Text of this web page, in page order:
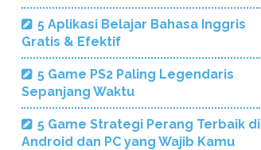
5 Aplikasi Belajar Bahasa Inggris
Gratis & Efektif
5 Game PS2 Paling Legendaris
Sepanjang Waktu
5 Game Strategi Perang Terbaik di
Android dan PC yang Wajib Kamu